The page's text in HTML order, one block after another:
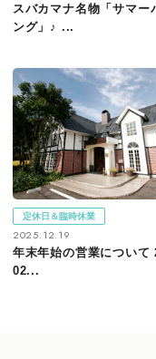
スバカマナ名物「サマー
ング」♪ ...
定休日＆臨時休業
2025.12.19
年末年始の営業について
02...